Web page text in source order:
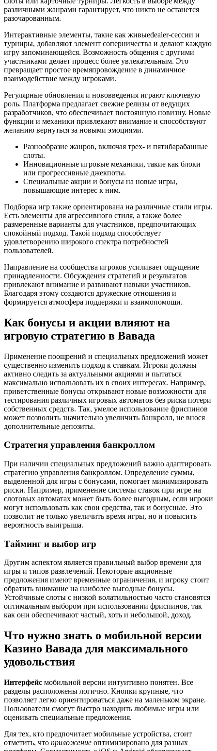
различными жанрами гарантирует, что никто не останется
разочарованным.
Интерактивные элементы, такие как живыеdealer-сессии и
турниры, добавляют элемент соперничества и делают каждую
игру запоминающейся. Возможность общения с другими
участниками делает процесс более увлекательным. Это
превращает простое времяпровождение в динамичное
взаимодействие между игроками.
Регулярные обновления и нововведения играют ключевую
роль. Платформа предлагает свежие релизы от ведущих
разработчиков, что обеспечивает постоянную новизну. Новые
функции и механики привлекают внимание и способствуют
желанию вернуться за новыми эмоциями.
Разнообразие жанров, включая трех- и пятибарабанные
слоты.
Инновационные игровые механики, такие как блоки
или прогрессивные джекпоты.
Специальные акции и бонусы на новые игры,
повышающие интерес к ним.
Подборка игр также ориентирована на различные стили игры.
Есть элементы для агрессивного стиля, а также более
размеренные варианты для участников, предпочитающих
спокойный подход. Такой подход способствует
удовлетворению широкого спектра потребностей
пользователей.
Направление на сообщества игроков усиливает ощущение
принадлежности. Обсуждения стратегий и результатов
привлекают внимание и развивают навыки участников.
Благодаря этому создаются дружеские отношения и
формируется атмосфера поддержки и взаимопомощи.
Как бонусы и акции влияют на
игровую стратегию в Вавада
Применение поощрений и специальных предложений может
существенно изменить подход к ставкам. Игроки должны
активно следить за актуальными акциями и пытаться
максимально использовать их в своих интересах. Например,
приветственные бонусы открывают новые возможности для
тестирования различных игровых автоматов без риска потери
собственных средств. Так, умелое использование фриспинов
может позволить значительно увеличить банкролл, не внося
дополнительные депозиты.
Стратегия управления банкроллом
При наличии специальных предложений важно адаптировать
стратегию управления банкроллом. Определение суммы,
выделенной для игры с бонусами, помогает минимизировать
риски. Например, применение системы ставок при игре на
слотовых автоматах может быть более выгодным, если игроки
могут использовать как свои средства, так и бонусные. Это
позволит не только увеличить время игры, но и повысить
вероятность выигрыша.
Тайминг и выбор игр
Другим аспектом является правильный выбор времени для
игры и типов развлечений. Некоторые акционные
предложения имеют временные ограничения, и игроку стоит
обратить внимание на наиболее выгодные бонусы.
Устойчивые слоты с низкой волатильностью часто становятся
оптимальным выбором при использовании фриспинов, так
как они обеспечивают частый, хоть и небольшой, доход.
Что нужно знать о мобильной версии
Казино Вавада для максимального
удовольствия
Интерфейс мобильной версии интуитивно понятен. Все
разделы расположены логично. Кнопки крупные, что
позволяет легко ориентироваться даже на маленьком экране.
Пользователи смогут быстро находить любимые игры или
оценивать специальные предложения.
Для тех, кто предпочитает мобильные устройства, стоит
отметить, что приложение оптимизировано для разных